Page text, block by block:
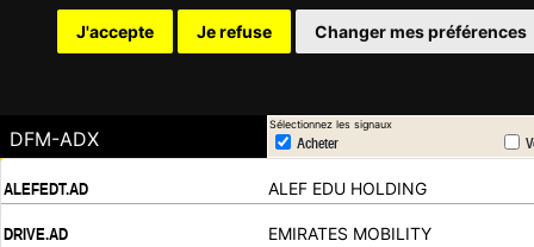
J'accepte Je refuse Changer mes préférences
DFM-ADX
Sélectionnez les signaux
Acheter
ALEFEDT.AD ALEF EDU HOLDING
DRIVE.AD EMIRATES MOBILITY